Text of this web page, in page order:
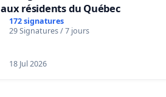
aux résidents du Québec
172 signatures
29 Signatures / 7 jours
18 Jul 2026